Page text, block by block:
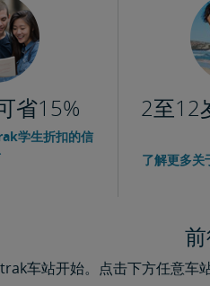
省15%
学生折扣的信
2至12
了解更多
车站开始。点击下方任意车